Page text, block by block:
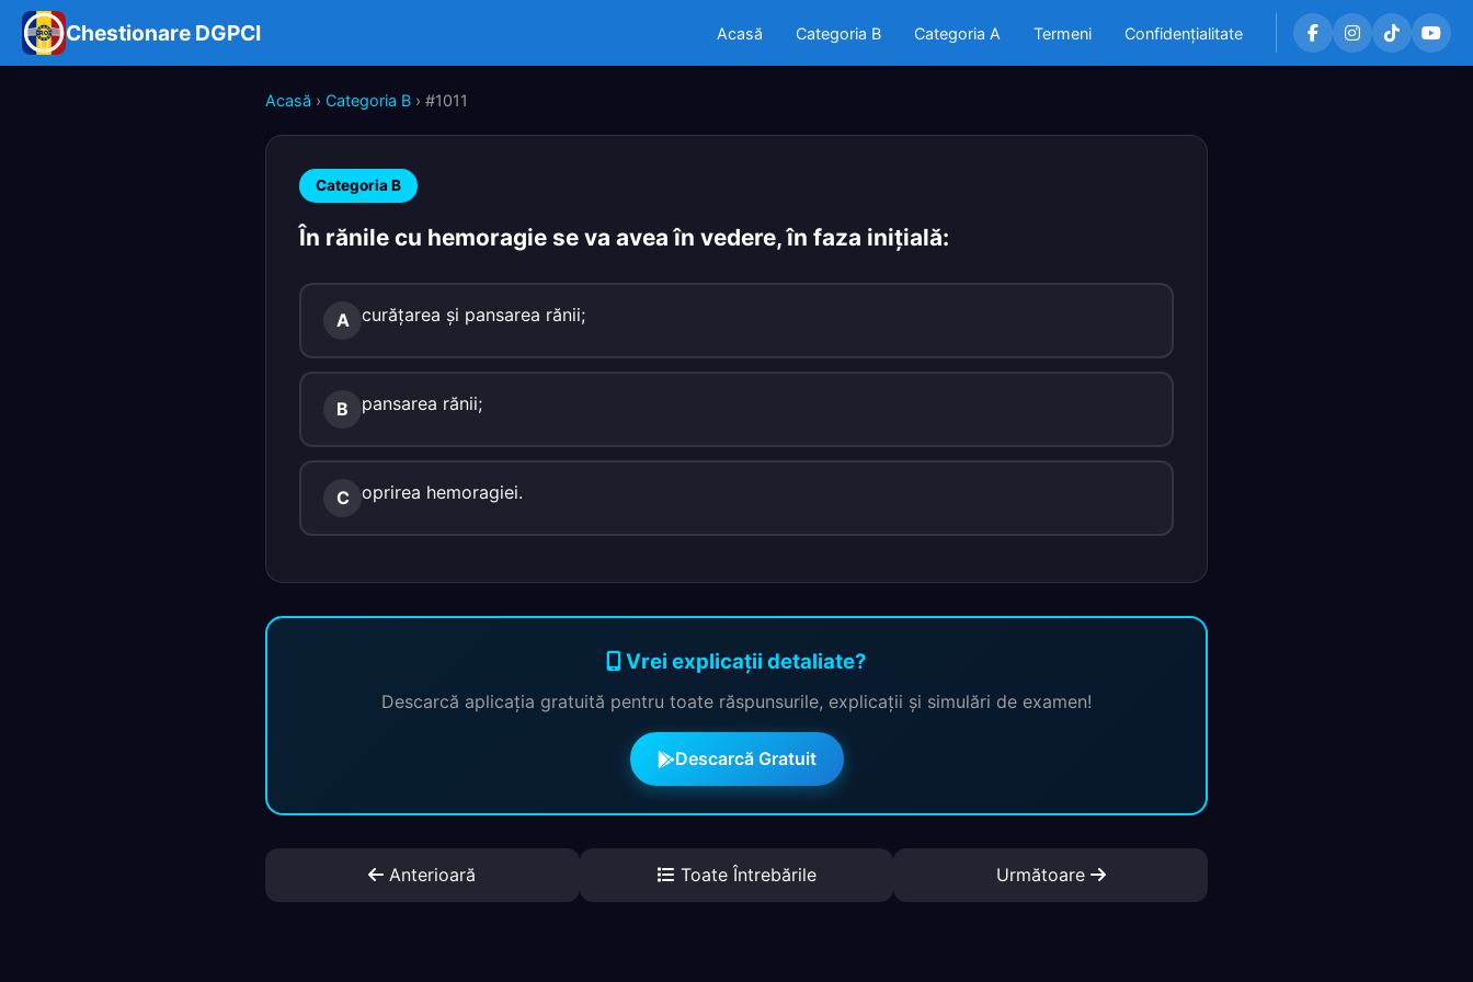
Chestionare DGPCI Acasă Categoria B Categoria A Termeni Confidențialitate
Acasă › Categoria B › #1011
Categoria B
În rănile cu hemoragie se va avea în vedere, în faza iniţială:
A curăţarea şi pansarea rănii;
B pansarea rănii;
C oprirea hemoragiei.
Vrei explicații detaliate?
Descarcă aplicația gratuită pentru toate răspunsurile, explicații și simulări de examen!
Descarcă Gratuit
Anterioară Toate Întrebările Următoare